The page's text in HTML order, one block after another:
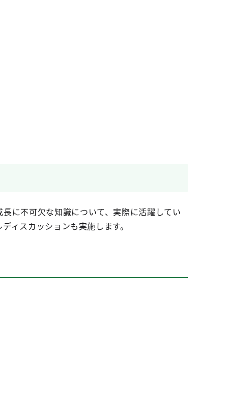
に不可欠な知識について、実際に活躍してい
ィスカッションも実施します。